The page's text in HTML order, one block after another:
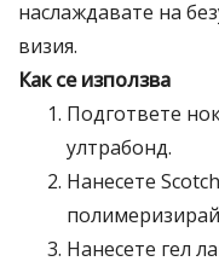
наслаждавате на
визия.
Как се използва
Подгответе
ултрабонд.
Нанесете
Нанесете гел